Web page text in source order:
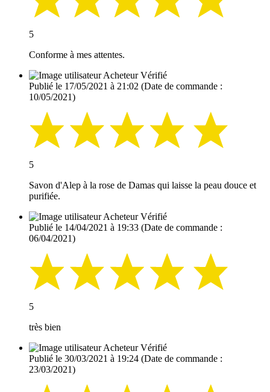
5
Conforme à mes attentes.
Acheteur Vérifié
Publié le 17/05/2021 à 21:02 (Date de commande :
10/05/2021)
5
Savon d'Alep à la rose de Damas qui laisse la peau douce et
purifiée.
Acheteur Vérifié
Publié le 14/04/2021 à 19:33 (Date de commande :
06/04/2021)
5
très bien
Acheteur Vérifié
Publié le 30/03/2021 à 19:24 (Date de commande :
23/03/2021)